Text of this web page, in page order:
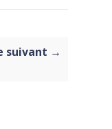
suivant →